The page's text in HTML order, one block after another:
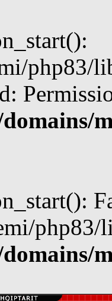
php83/
php83/